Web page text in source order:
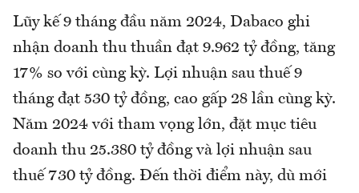
Lũy kế 9 tháng đầu năm 2024, Dabaco ghi
nhận doanh thu thuần đạt 9.962 tỷ đồng, tăng
17% so với cùng kỳ. Lợi nhuận sau thuế 9
tháng đạt 530 tỷ đồng, cao gấp 28 lần cùng kỳ.
Năm 2024 với tham vọng lớn, đặt mục tiêu
doanh thu 25.380 tỷ đồng và lợi nhuận sau
thuế 730 tỷ đồng. Đến thời điểm này, dù mới